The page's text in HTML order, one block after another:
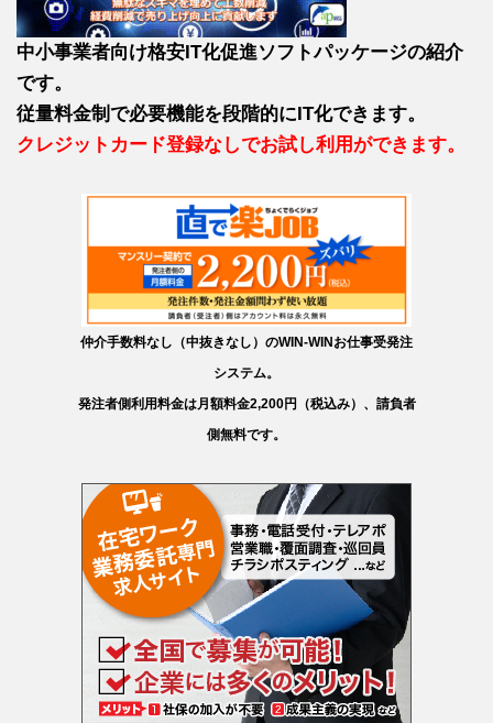
中小事業者向け格安IT化促進ソフトパッケージの紹介
です。
従量料金制で必要機能を段階的にIT化できます。
クレジットカード登録なしでお試し利用ができます。
仲介手数料なし（中抜きなし）のWIN-WINお仕事受発注
システム。
発注者側利用料金は月額料金2,200円（税込み）、請負者
側無料です。